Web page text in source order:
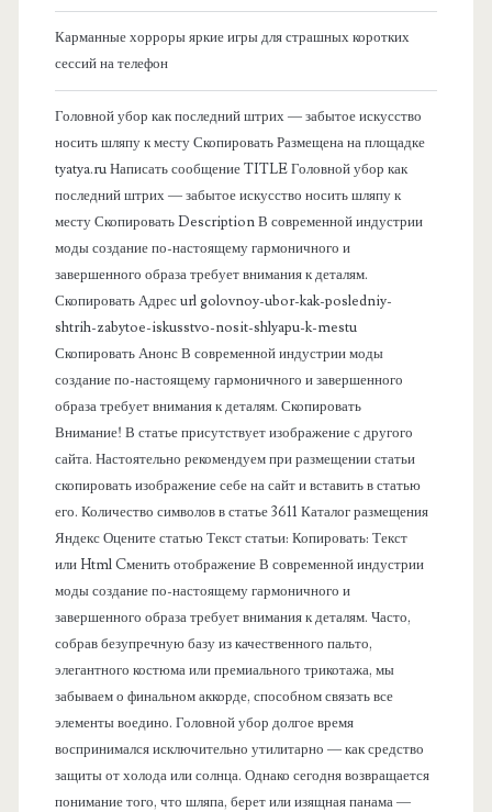
Карманные хорроры яркие игры для страшных коротких
сессий на телефон
Головной убор как последний штрих — забытое искусство
носить шляпу к месту Скопировать Размещена на площадке
tyatya.ru Написать сообщение TITLE Головной убор как
последний штрих — забытое искусство носить шляпу к
месту Скопировать Description В современной индустрии
моды создание по-настоящему гармоничного и
завершенного образа требует внимания к деталям.
Скопировать Адрес url golovnoy-ubor-kak-posledniy-
shtrih-zabytoe-iskusstvo-nosit-shlyapu-k-mestu
Скопировать Анонс В современной индустрии моды
создание по-настоящему гармоничного и завершенного
образа требует внимания к деталям. Скопировать
Внимание! В статье присутствует изображение с другого
сайта. Настоятельно рекомендуем при размещении статьи
скопировать изображение себе на сайт и вставить в статью
его. Количество символов в статье 3611 Каталог размещения
Яндекс Оцените статью Текст статьи: Копировать: Текст
или Html Cменить отображение В современной индустрии
моды создание по-настоящему гармоничного и
завершенного образа требует внимания к деталям. Часто,
собрав безупречную базу из качественного пальто,
элегантного костюма или премиального трикотажа, мы
забываем о финальном аккорде, способном связать все
элементы воедино. Головной убор долгое время
воспринимался исключительно утилитарно — как средство
защиты от холода или солнца. Однако сегодня возвращается
понимание того, что шляпа, берет или изящная панама —